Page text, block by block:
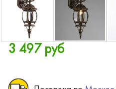
3 497 руб